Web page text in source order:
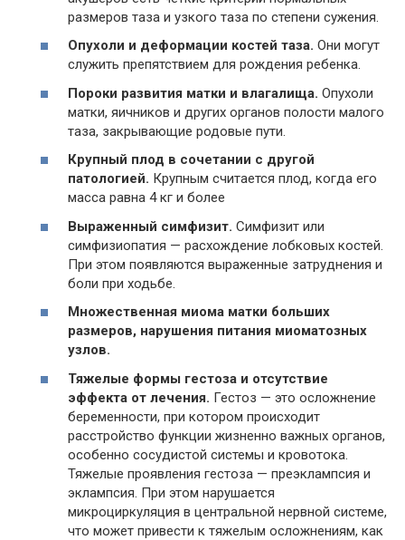
размеров таза и узкого таза по степени сужения.
Опухоли и деформации костей таза. Они могут
служить препятствием для рождения ребенка.
Пороки развития матки и влагалища. Опухоли
матки, яичников и других органов полости малого
таза, закрывающие родовые пути.
Крупный плод в сочетании с другой
патологией. Крупным считается плод, когда его
масса равна 4 кг и более
Выраженный симфизит. Симфизит или
симфизиопатия — расхождение лобковых костей.
При этом появляются выраженные затруднения и
боли при ходьбе.
Множественная миома матки больших
размеров, нарушения питания миоматозных
узлов.
Тяжелые формы гестоза и отсутствие
эффекта от лечения. Гестоз — это осложнение
беременности, при котором происходит
расстройство функции жизненно важных органов,
особенно сосудистой системы и кровотока.
Тяжелые проявления гестоза — преэклампсия и
эклампсия. При этом нарушается
микроциркуляция в центральной нервной системе,
что может привести к тяжелым осложнениям, как